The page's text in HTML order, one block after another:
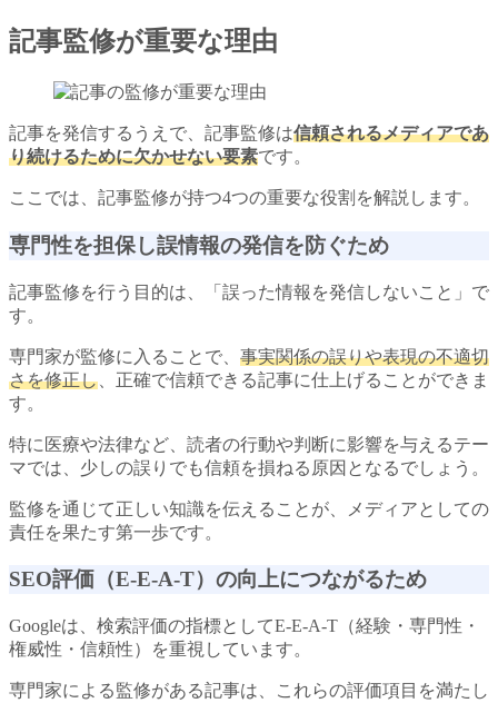
記事監修が重要な理由
記事を発信するうえで、記事監修は信頼されるメディアであ
り続けるために欠かせない要素です。
ここでは、記事監修が持つ4つの重要な役割を解説します。
専門性を担保し誤情報の発信を防ぐため
記事監修を行う目的は、「誤った情報を発信しないこと」で
す。
専門家が監修に入ることで、 事実関係の誤りや表現の不適切
さを修正し 、正確で信頼できる記事に仕上げることができま
す。
特に医療や法律など、読者の行動や判断に影響を与えるテー
マでは、少しの誤りでも信頼を損ねる原因となるでしょう。
監修を通じて正しい知識を伝えることが、メディアとしての
責任を果たす第一歩です。
SEO評価（E-E-A-T）の向上につながるため
Googleは、検索評価の指標としてE-E-A-T（経験・専門性・
権威性・信頼性）を重視しています。
専門家による監修がある記事は、これらの評価項目を満たし